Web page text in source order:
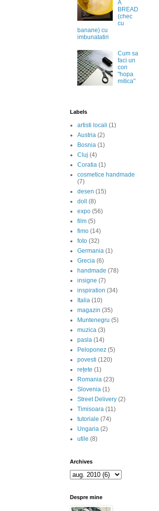
A
BREAD
(chec
cu
banane) cu
imbunatatiri
Cum sa
faci un
con
"hopa
mitica"
Labels
artisti locali (1)
Austria (2)
Bosnia (1)
Cluj (4)
Coratia (1)
cosmetice handmade
(7)
desen (15)
doll (8)
expo (56)
film (5)
fimo (14)
foto (32)
Germania (1)
Grecia (6)
handmade (78)
insigne (7)
inspiration (34)
Italia (10)
magazin (35)
Muntenegru (5)
muzica (3)
pasla (14)
Peloponez (5)
povesti (120)
rețete (1)
Romania (23)
Slovenia (1)
Street Delivery (2)
Timisoara (11)
tutoriale (74)
Ungaria (2)
utile (8)
Archives
Despre mine